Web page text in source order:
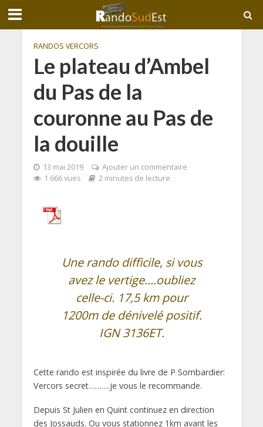
RANDOS VERCORS
Le plateau d’Ambel
du Pas de la
couronne au Pas de
la douille
13 mai 2019
Ajouter un commentaire
1 666 vues
2 minutes de lecture
Une rando difficile, si vous
avez le vertige….oubliez
celle-ci. 17,5 km pour
1200m de dénivelé positif.
IGN 3136ET.
Cette rando est inspirée du livre de P Sombardier:
Vercors secret……….je vous le recommande.
Depuis St Julien en Quint continuez en direction
des Jossauds. Ou vous stationnez 1km avant les